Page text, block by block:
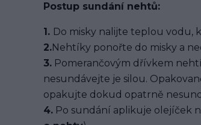
Postup sundání nehtů:
1. Do misky nalijte teplou vodu,
2.Nehtíky ponořte do misky a
3. Pomerančovým dřívkem
nesundávejte je silou.
opakujte dokud opatrně
4. Po sundání aplikuje olejíček